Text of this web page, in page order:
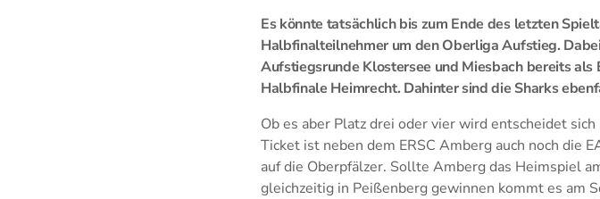
Es könnte tatsächlich bis zum Ende des letzten
Halbfinalteilnehmer um den Oberliga Aufstieg.
Aufstiegsrunde Klostersee und Miesbach bereits
Halbfinale Heimrecht. Dahinter sind die Sharks
Ob es aber Platz drei oder vier wird entscheidet
Ticket ist neben dem ERSC Amberg auch noch die
auf die Oberpfälzer. Sollte Amberg das Heimspiel
gleichzeitig in Peißenberg gewinnen kommt es am